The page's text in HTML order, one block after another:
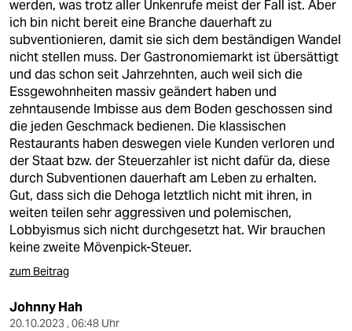
werden, was trotz aller Unkenrufe meist der Fall ist. Aber
ich bin nicht bereit eine Branche dauerhaft zu
subventionieren, damit sie sich dem beständigen Wandel
nicht stellen muss. Der Gastronomiemarkt ist übersättigt
und das schon seit Jahrzehnten, auch weil sich die
Essgewohnheiten massiv geändert haben und
zehntausende Imbisse aus dem Boden geschossen sind
die jeden Geschmack bedienen. Die klassischen
Restaurants haben deswegen viele Kunden verloren und
der Staat bzw. der Steuerzahler ist nicht dafür da, diese
durch Subventionen dauerhaft am Leben zu erhalten.
Gut, dass sich die Dehoga letztlich nicht mit ihren, in
weiten teilen sehr aggressiven und polemischen,
Lobbyismus sich nicht durchgesetzt hat. Wir brauchen
keine zweite Mövenpick-Steuer.
zum Beitrag
Johnny Hah
20.10.2023 , 06:48 Uhr